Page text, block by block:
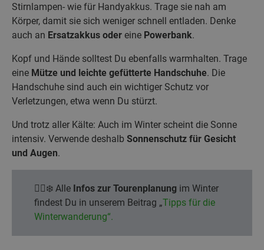
Stirnlampen- wie für Handyakkus. Trage sie nah am
Körper, damit sie sich weniger schnell entladen. Denke
auch an Ersatzakkus oder eine Powerbank.
Kopf und Hände solltest Du ebenfalls warmhalten. Trage
eine Mütze und leichte gefütterte Handschuhe. Die
Handschuhe sind auch ein wichtiger Schutz vor
Verletzungen, etwa wenn Du stürzt.
Und trotz aller Kälte: Auch im Winter scheint die Sonne
intensiv. Verwende deshalb Sonnenschutz für Gesicht
und Augen.
👉🏼❄️ Alle Infos zur Tourenplanung im Winter
findest Du in unserem Beitrag „Tipps für die
Winterwanderung“.